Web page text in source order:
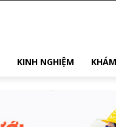
KINH NGHIỆM